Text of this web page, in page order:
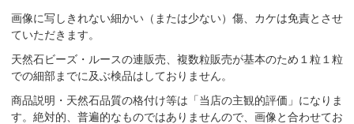
画像に写しきれない細かい（または少ない）傷、カケは免責とさせ
ていただきます。
天然石ビーズ・ルースの連販売、複数粒販売が基本のため１粒１粒
での細部までに及ぶ検品はしておりません。
商品説明・天然石品質の格付け等は「当店の主観的評価」になりま
す。絶対的、普遍的なものではありませんので、画像と合わせてお